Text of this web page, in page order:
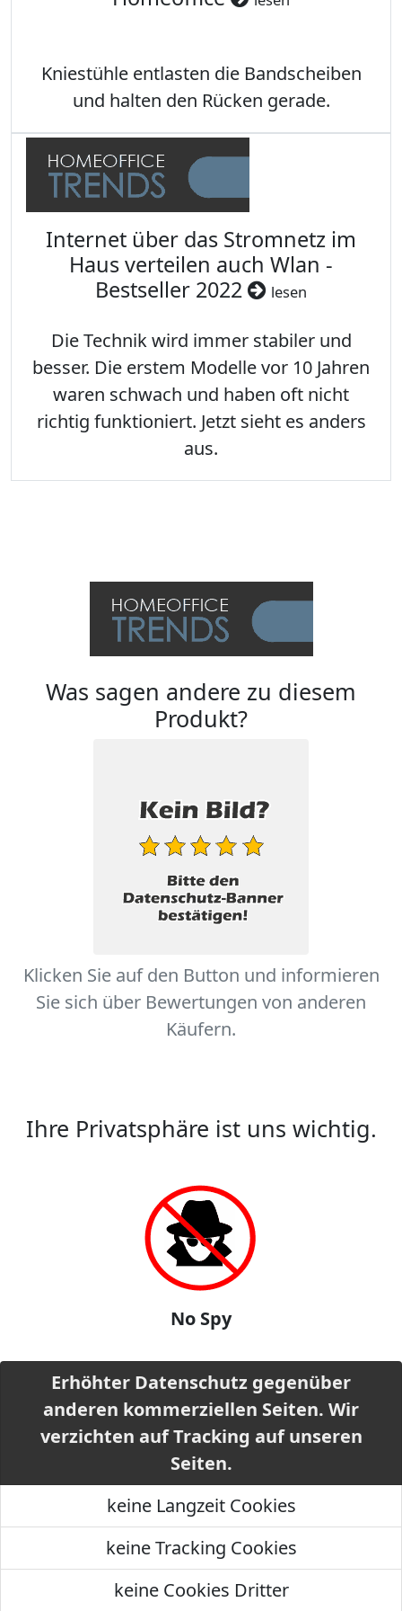
Kniestühle entlasten die Bandscheiben
und halten den Rücken gerade.
Internet über das Stromnetz im
Haus verteilen auch Wlan -
Bestseller 2022
lesen
Die Technik wird immer stabiler und
besser. Die erstem Modelle vor 10 Jahren
waren schwach und haben oft nicht
richtig funktioniert. Jetzt sieht es anders
aus.
Was sagen andere zu diesem
Produkt?
Klicken Sie auf den Button und informieren
Sie sich über Bewertungen von anderen
Käufern.
Ihre Privatsphäre ist uns wichtig.
No Spy
Erhöhter Datenschutz gegenüber
anderen kommerziellen Seiten. Wir
verzichten auf Tracking auf unseren
Seiten.
keine Langzeit Cookies
keine Tracking Cookies
keine Cookies Dritter